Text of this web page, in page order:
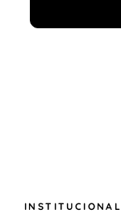
INSTITUCIONAL